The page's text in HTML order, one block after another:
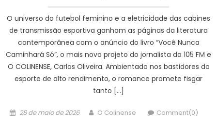
O universo do futebol feminino e a eletricidade das cabines
de transmissão esportiva ganham as páginas da literatura
contemporânea com o anúncio do livro “Você Nunca
Caminhará Só”, o mais novo projeto do jornalista da 105 FM e
O COLINENSE, Carlos Oliveira. Ambientado nos bastidores do
esporte de alto rendimento, o romance promete fisgar
tanto […]
Posted
28 de maio de 2026 Author
O Colinense Comment(0)